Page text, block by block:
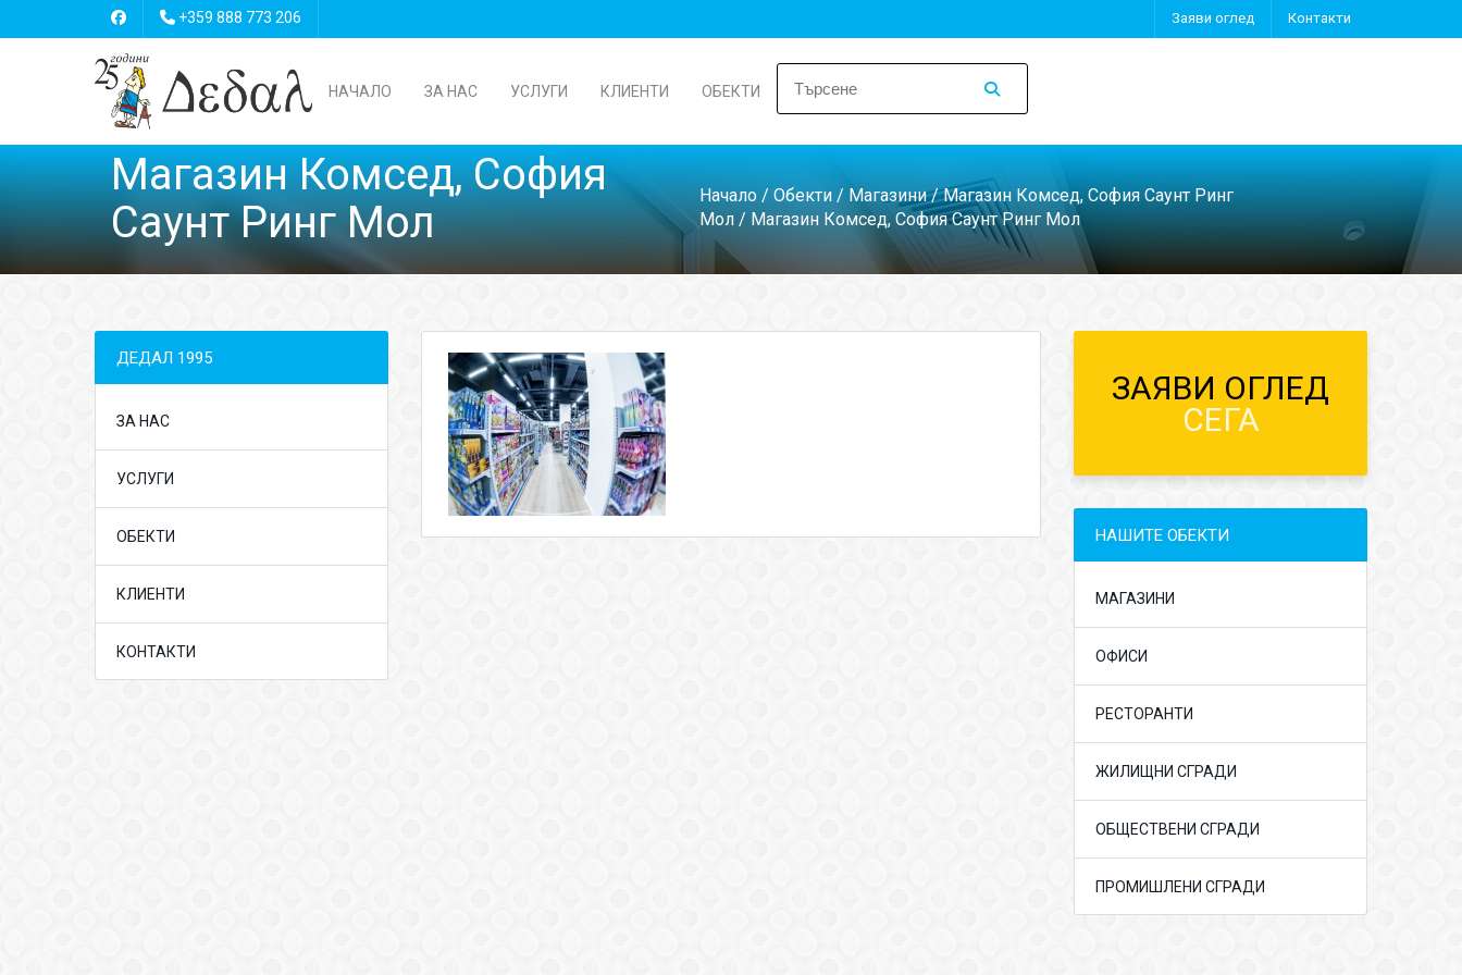
+359 888 773 206 Заяви оглед Контакти
НАЧАЛО ЗА НАС УСЛУГИ КЛИЕНТИ ОБЕКТИ
Магазин Комсед, София
Саунт Ринг Мол
Начало / Обекти / Магазини/Магазин Комсед, София Саунт Ринг
Мол / Магазин Комсед, София Саунт Ринг Мол
ДЕДАЛ 1995
ЗА НАС
УСЛУГИ
ОБЕКТИ
КЛИЕНТИ
КОНТАКТИ
ЗАЯВИ ОГЛЕД
СЕГА
НАШИТЕ ОБЕКТИ
МАГАЗИНИ
ОФИСИ
РЕСТОРАНТИ
ЖИЛИЩНИ СГРАДИ
ОБЩЕСТВЕНИ СГРАДИ
ПРОМИШЛЕНИ СГРАДИ